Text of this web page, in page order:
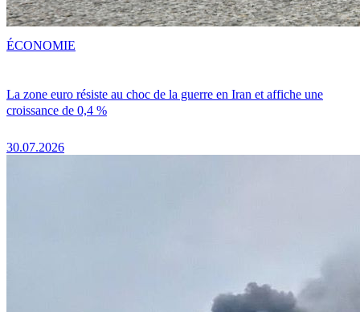
La zone euro résiste au choc de la guerre en Iran et affiche une
croissance de 0,4 %
30.07.2026
ÉCONOMIE